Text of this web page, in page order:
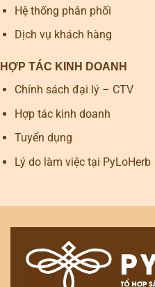
Hệ thống phân phối
Dịch vụ khách hàng
HỢP TÁC KINH DOANH
Chính sách đại lý – CTV
Hợp tác kinh doanh
Tuyển dụng
Lý do làm việc tại PyLoHerb